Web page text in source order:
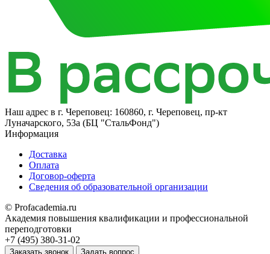
Наш адрес в г. Череповец: 160860, г. Череповец, пр-кт
Луначарского, 53а (БЦ "СтальФонд")
Информация
Доставка
Оплата
Договор-оферта
Сведения об образовательной организации
© Profacademia.ru
Академия повышения квалификации и профессиональной
переподготовки
+7 (495) 380-31-02
Заказать звонок Задать вопрос